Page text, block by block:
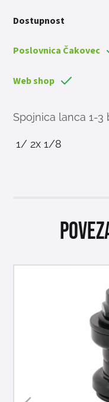
Dostupnost
Poslovnica Čakovec
Web shop
Spojnica lanca 1-3
1/ 2x 1/8